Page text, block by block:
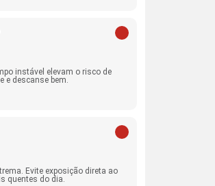
instável elevam o risco de
e descanse bem.
Evite exposição direta ao
quentes do dia.